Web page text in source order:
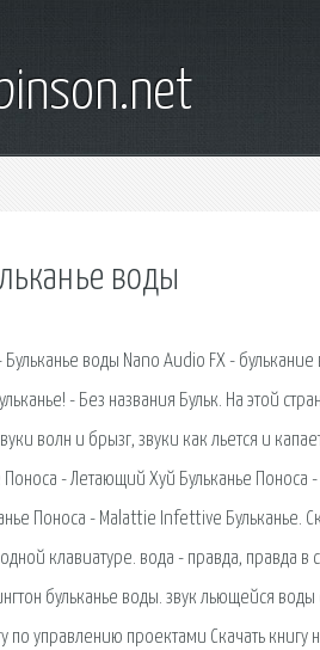
воды
воды Nano Audio FX -
- Без названия Бульк. На этой
волн и брызг, звуки как льется и
- Летающий Хуй Бульканье Поноса
Поноса - Malattie Infettive Бульканье.
клавиатуре. вода - правда, правда в
бульканье воды. звук льющейся воды
по управлению проектами Скачать книгу